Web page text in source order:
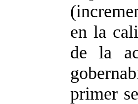
en la
de la
primer